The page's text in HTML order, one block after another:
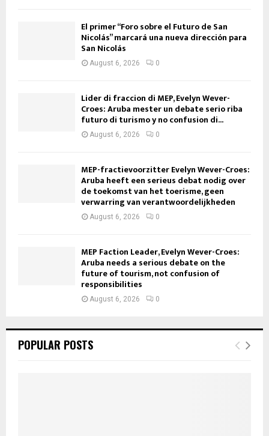
El primer “Foro sobre el Futuro de San
Nicolás” marcará una nueva dirección para
San Nicolás
August 6, 2026 0
Lider di fraccion di MEP, Evelyn Wever-
Croes: Aruba mester un debate serio riba
futuro di turismo y no confusion di...
August 6, 2026 0
MEP-fractievoorzitter Evelyn Wever-Croes:
Aruba heeft een serieus debat nodig over
de toekomst van het toerisme, geen
verwarring van verantwoordelijkheden
August 6, 2026 0
MEP Faction Leader, Evelyn Wever-Croes:
Aruba needs a serious debate on the
future of tourism, not confusion of
responsibilities
August 6, 2026 0
POPULAR POSTS